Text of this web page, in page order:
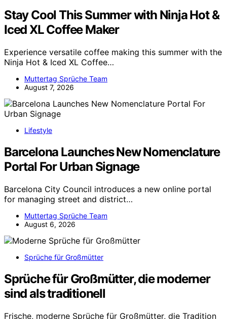
Stay Cool This Summer with Ninja Hot &
Iced XL Coffee Maker
Experience versatile coffee making this summer with the
Ninja Hot & Iced XL Coffee…
Muttertag Sprüche Team
August 7, 2026
Lifestyle
Barcelona Launches New Nomenclature
Portal For Urban Signage
Barcelona City Council introduces a new online portal
for managing street and district…
Muttertag Sprüche Team
August 6, 2026
Sprüche für Großmütter
Sprüche für Großmütter, die moderner
sind als traditionell
Frische, moderne Sprüche für Großmütter, die Tradition